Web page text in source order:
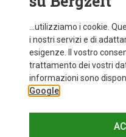
...utilizziamo i cookie.
i nostri servizi e di
esigenze. Il vostro
trattamento dei vostri
informazioni sono
Google